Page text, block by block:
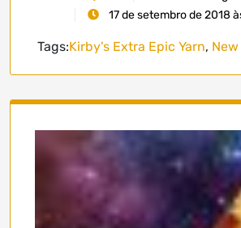
17 de setembro de 2018
Tags:Kirby's Extra Epic Yarn,